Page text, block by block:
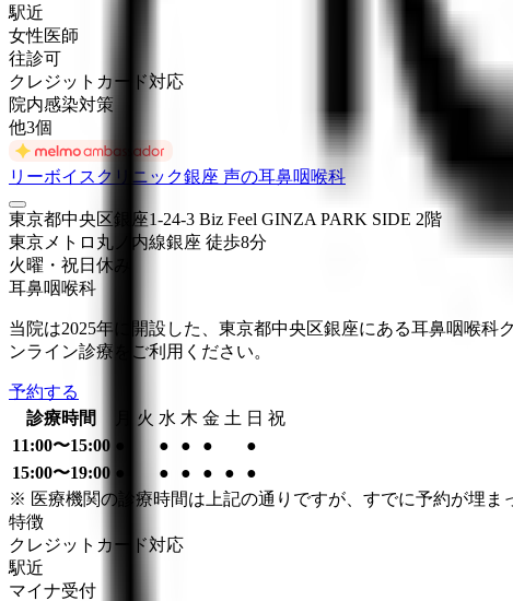
駅近
女性医師
往診可
クレジットカード対応
院内感染対策
他3個
リーボイスクリニック銀座 声の耳鼻咽喉科
東京都中央区銀座1-24-3 Biz Feel GINZA PARK SIDE 2階
東京メトロ丸ノ内線銀座 徒歩8分
火曜・祝日 休み
耳鼻咽喉科
当院は2025年に開設した、東京都中央区銀座にある耳鼻咽喉
ンライン診療をご利用ください。
予約する
診療時間
火 水 木 金 土 日 祝
11:00〜15:00
● ● ●
●
15:00〜19:00 ● ● ● ● ●
●
※ 医療機関の診療時間は上記の通りですが、すでに予約が埋
特徴
クレジットカード対応
駅近
マイナ受付